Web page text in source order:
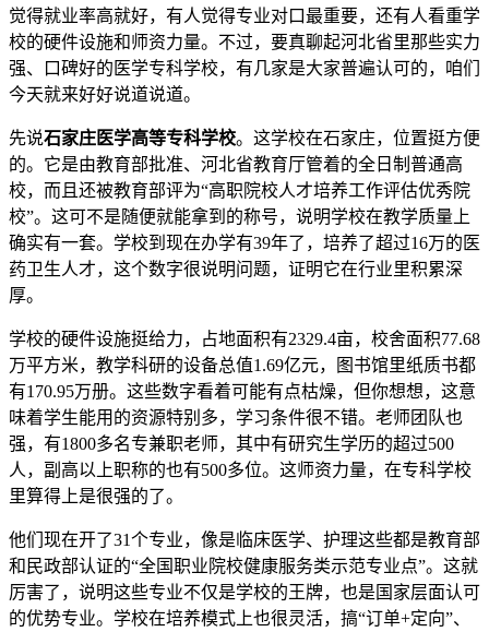
觉得就业率高就好，有人觉得专业对口最重要，还有人看重学
校的硬件设施和师资力量。不过，要真聊起河北省里那些实力
强、口碑好的医学专科学校，有几家是大家普遍认可的，咱们
今天就来好好说道说道。
先说石家庄医学高等专科学校。这学校在石家庄，位置挺方便
的。它是由教育部批准、河北省教育厅管着的全日制普通高
校，而且还被教育部评为“高职院校人才培养工作评估优秀院
校”。这可不是随便就能拿到的称号，说明学校在教学质量上
确实有一套。学校到现在办学有39年了，培养了超过16万的医
药卫生人才，这个数字很说明问题，证明它在行业里积累深
厚。
学校的硬件设施挺给力，占地面积有2329.4亩，校舍面积77.68
万平方米，教学科研的设备总值1.69亿元，图书馆里纸质书都
有170.95万册。这些数字看着可能有点枯燥，但你想想，这意
味着学生能用的资源特别多，学习条件很不错。老师团队也
强，有1800多名专兼职老师，其中有研究生学历的超过500
人，副高以上职称的也有500多位。这师资力量，在专科学校
里算得上是很强的了。
他们现在开了31个专业，像是临床医学、护理这些都是教育部
和民政部认证的“全国职业院校健康服务类示范专业点”。这就
厉害了，说明这些专业不仅是学校的王牌，也是国家层面认可
的优势专业。学校在培养模式上也很灵活，搞“订单+定向”、